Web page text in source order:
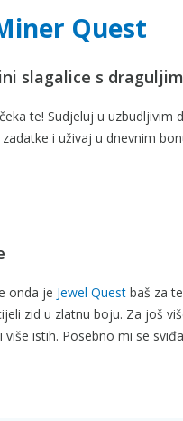
Quest
slagalice s
te! Sudjeluj u
i uživaj u dnevnim
onda je Jewel Quest baš za
zid u zlatnu boju. Za još
istih. Posebno mi se sviđa